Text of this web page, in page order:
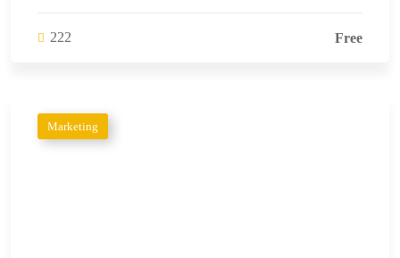
222 Free
Marketing